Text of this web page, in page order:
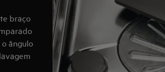
braço
ângulo